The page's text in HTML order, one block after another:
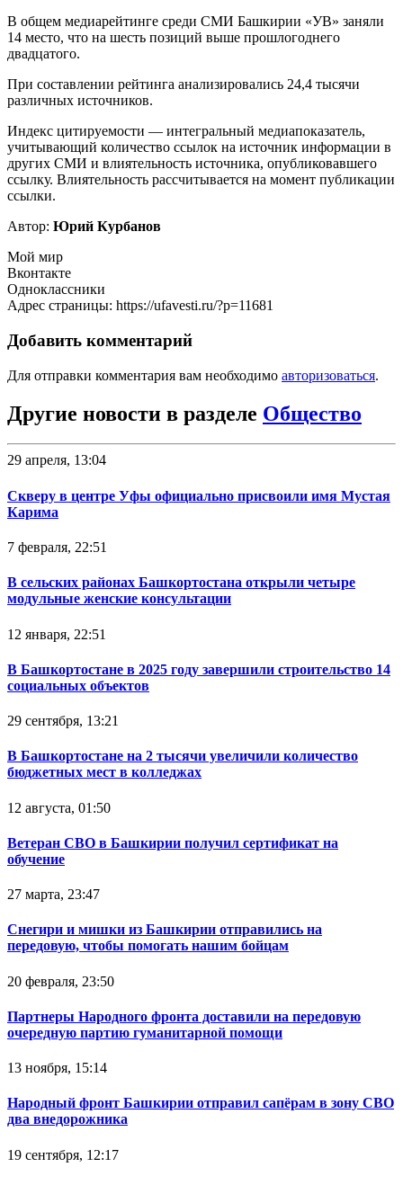
В общем медиарейтинге среди СМИ Башкирии «УВ» заняли
14 место, что на шесть позиций выше прошлогоднего
двадцатого.
При составлении рейтинга анализировались 24,4 тысячи
различных источников.
Индекс цитируемости — интегральный медиапоказатель,
учитывающий количество ссылок на источник информации в
других СМИ и влиятельность источника, опубликовавшего
ссылку. Влиятельность рассчитывается на момент публикации
ссылки.
Автор: Юрий Курбанов
Мой мир
Вконтакте
Одноклассники
Адрес страницы: https://ufavesti.ru/?p=11681
Добавить комментарий
Для отправки комментария вам необходимо авторизоваться.
Другие новости в разделе Общество
29 апреля, 13:04
Скверу в центре Уфы официально присвоили имя Мустая
Карима
7 февраля, 22:51
В сельских районах Башкортостана открыли четыре
модульные женские консультации
12 января, 22:51
В Башкортостане в 2025 году завершили строительство 14
социальных объектов
29 сентября, 13:21
В Башкортостане на 2 тысячи увеличили количество
бюджетных мест в колледжах
12 августа, 01:50
Ветеран СВО в Башкирии получил сертификат на
обучение
27 марта, 23:47
Снегири и мишки из Башкирии отправились на
передовую, чтобы помогать нашим бойцам
20 февраля, 23:50
Партнеры Народного фронта доставили на передовую
очередную партию гуманитарной помощи
13 ноября, 15:14
Народный фронт Башкирии отправил сапёрам в зону СВО
два внедорожника
19 сентября, 12:17